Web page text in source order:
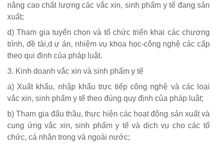
nâng cao chất lượng các vắc xin, sinh phẩm y tế đang sản
xuất;
d) Tham gia tuyển chọn và tổ chức triển khai các chương
trình, đề tài,d ự án, nhiệm vụ khoa học-công nghệ các cấp
theo qui định của pháp luật.
3. Kinh doanh vắc xin và sinh phẩm y tế
a) Xuất khẩu, nhập khẩu trực tiếp công nghệ và các loại
vắc xin, sinh phẩm y tế theo đúng quy định của pháp luật;
b) Tham gia đấu thầu, thực hiện các hoạt động sản xuất và
cung ứng vắc xin, sinh phẩm y tế và dịch vụ cho các tổ
chức, cá nhân trong và ngoài nước;